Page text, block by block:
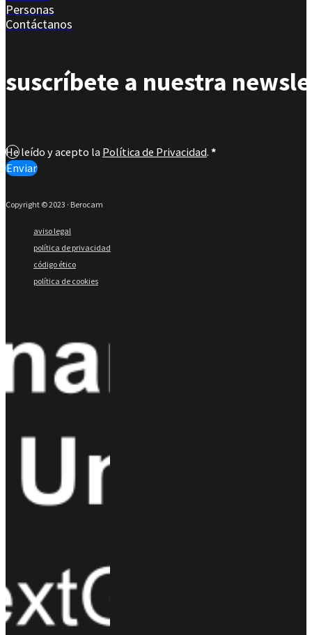
Personas
Contáctanos
suscríbete a nuestra
He leído y acepto la Política de Privacidad. *
Enviar
Copyright © 2023 · Berocam
aviso legal
política de privacidad
código ético
política de cookies